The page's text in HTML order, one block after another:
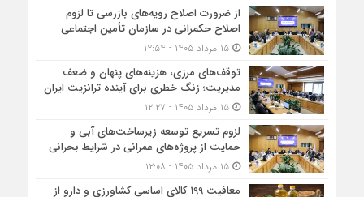
از ضرورت اصلاح رویه‌های بازرسی تا لزوم
اصلاح حکمرانی در سازمان تأمین اجتماعی
۱۵ مرداد ۱۴۰۵ - ۱۲:۵۴
توقف‌های مرزی، هزینه‌های پنهان و ضعف
مدیریت؛ زنگ خطری برای آینده ترانزیت ایران
۱۵ مرداد ۱۴۰۵ - ۱۲:۲۷
لزوم تسریع توسعه زیرساخت‌های آبی و
حمایت از پروژه‌های عمرانی در شرایط بحرانی
۱۵ مرداد ۱۴۰۵ - ۱۲:۰۸
معافیت 199 کالای اساسی کشاورزی و دارو از